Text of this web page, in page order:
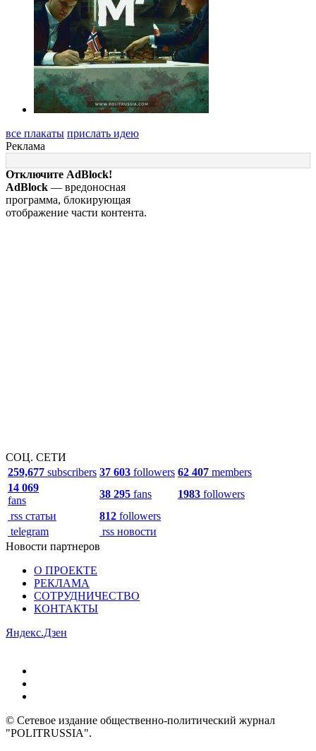
все плакаты прислать идею
Реклама
Отключите AdBlock!
AdBlock — вредоносная
программа, блокирующая
отображение части контента.
СОЦ. СЕТИ
259,677 subscribers 37 603 followers 62 407 members
14 069
fans
38 295 fans 1983 followers
rss статьи
812 followers
telegram
rss новости
Новости партнеров
О ПРОЕКТЕ
РЕКЛАМА
СОТРУДНИЧЕСТВО
КОНТАКТЫ
Яндекс.Дзен
© Сетевое издание общественно-политический журнал
"POLITRUSSIA".